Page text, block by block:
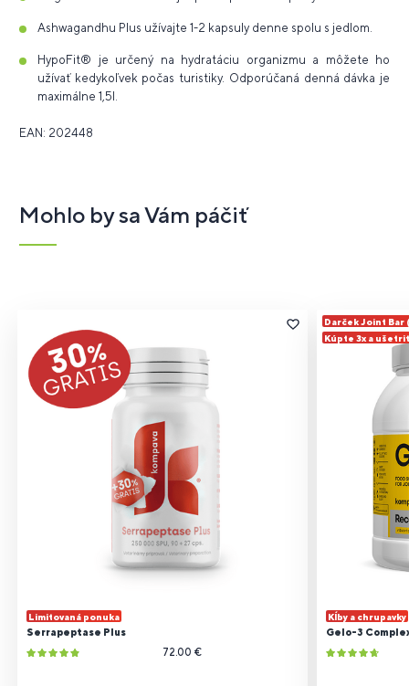
Ashwagandhu Plus užívajte 1-2 kapsuly denne spolu s jedlom.
HypoFit® je určený na hydratáciu organizmu a môžete ho
užívať kedykoľvek počas turistiky. Odporúčaná denná dávka je
maximálne 1,5l.
EAN: 202448
Mohlo by sa Vám páčiť
Limitovaná ponuka
Serrapeptase Plus
72.00 €
Darček Joint Bar
Kúpte 3x a
Kĺby a chrupavky
Gelo-3